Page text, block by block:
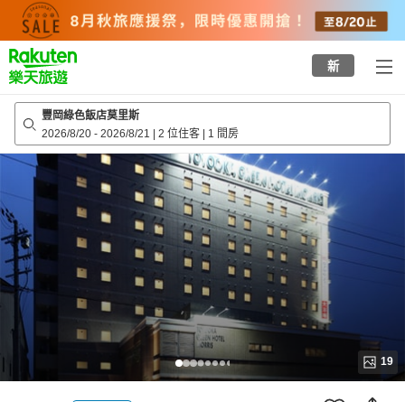
top
page
新
豐岡綠色飯店莫里斯
2026/8/20 - 2026/8/21 | 2 位住客 | 1 間房
19